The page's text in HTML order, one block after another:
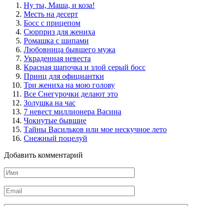
Ну ты, Маша, и коза!
Месть на десерт
Босс с прицепом
Сюрприз для жениха
Ромашка с шипами
Любовница бывшего мужа
Украденная невеста
Красная шапочка и злой серый босс
Принц для официантки
Три жениха на мою голову
Все Снегурочки делают это
Золушка на час
7 невест миллионера Васина
Чокнутые бывшие
Тайны Васильков или мое нескучное лето
Снежный поцелуй
Добавить комментарий
Имя
*
Email
*